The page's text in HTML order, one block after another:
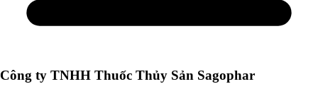
Công ty TNHH Thuốc Thủy Sản Sagophar